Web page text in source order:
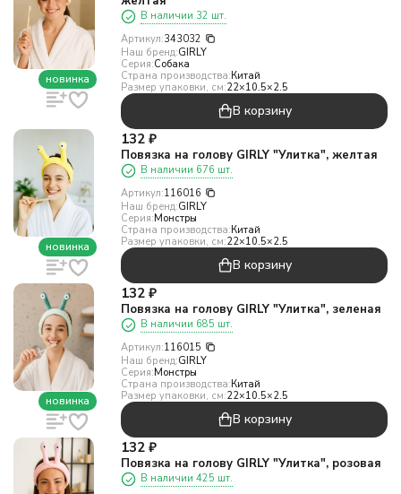
новинка
В наличии 32 шт.
Артикул:343032
Наш бренд:GIRLY
Серия:Собака
Страна производства:Китай
Размер упаковки, см:22×10.5×2.5
В корзину
новинка
132 ₽
Повязка на голову GIRLY "Улитка", желтая
В наличии 676 шт.
Артикул:116016
Наш бренд:GIRLY
Серия:Монстры
Страна производства:Китай
Размер упаковки, см:22×10.5×2.5
В корзину
новинка
132 ₽
Повязка на голову GIRLY "Улитка", зеленая
В наличии 685 шт.
Артикул:116015
Наш бренд:GIRLY
Серия:Монстры
Страна производства:Китай
Размер упаковки, см:22×10.5×2.5
В корзину
132 ₽
Повязка на голову GIRLY "Улитка", розовая
В наличии 425 шт.